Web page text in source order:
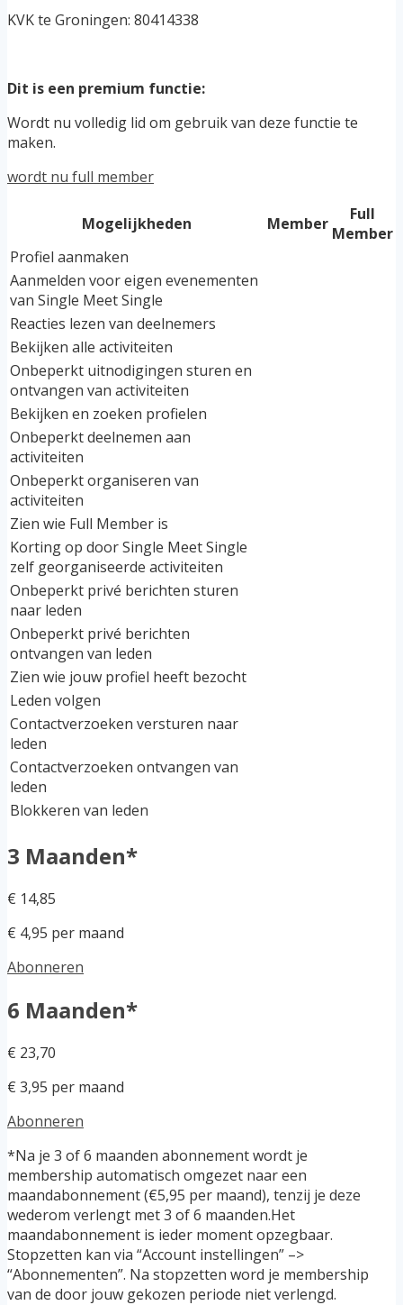
KVK te Groningen: 80414338
Dit is een premium functie:
Wordt nu volledig lid om gebruik van deze functie te
maken.
wordt nu full member
Mogelijkheden Member
Full
Member
Profiel aanmaken
Aanmelden voor eigen evenementen
van Single Meet Single
Reacties lezen van deelnemers
Bekijken alle activiteiten
Onbeperkt uitnodigingen sturen en
ontvangen van activiteiten
Bekijken en zoeken profielen
Onbeperkt deelnemen aan
activiteiten
Onbeperkt organiseren van
activiteiten
Zien wie Full Member is
Korting op door Single Meet Single
zelf georganiseerde activiteiten
Onbeperkt privé berichten sturen
naar leden
Onbeperkt privé berichten
ontvangen van leden
Zien wie jouw profiel heeft bezocht
Leden volgen
Contactverzoeken versturen naar
leden
Contactverzoeken ontvangen van
leden
Blokkeren van leden
3 Maanden*
€ 14,85
€ 4,95 per maand
Abonneren
6 Maanden*
€ 23,70
€ 3,95 per maand
Abonneren
*Na je 3 of 6 maanden abonnement wordt je
membership automatisch omgezet naar een
maandabonnement (€5,95 per maand), tenzij je deze
wederom verlengt met 3 of 6 maanden.Het
maandabonnement is ieder moment opzegbaar.
Stopzetten kan via “Account instellingen” –>
“Abonnementen”. Na stopzetten word je membership
van de door jouw gekozen periode niet verlengd.